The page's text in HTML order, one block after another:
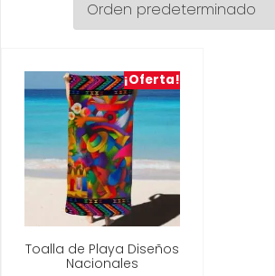
¡Oferta!
Toalla de Playa Diseños
Nacionales